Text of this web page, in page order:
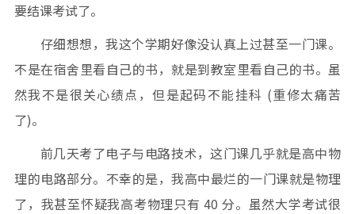
要结课考试了。
仔细想想，我这个学期好像没认真上过甚至一门课。
不是在宿舍里看自己的书，就是到教室里看自己的书。虽
然我不是很关心绩点，但是起码不能挂科 (重修太痛苦
了)。
前几天考了电子与电路技术，这门课几乎就是高中物
理的电路部分。不幸的是，我高中最烂的一门课就是物理
了，我甚至怀疑我高考物理只有 40 分。虽然大学考试很